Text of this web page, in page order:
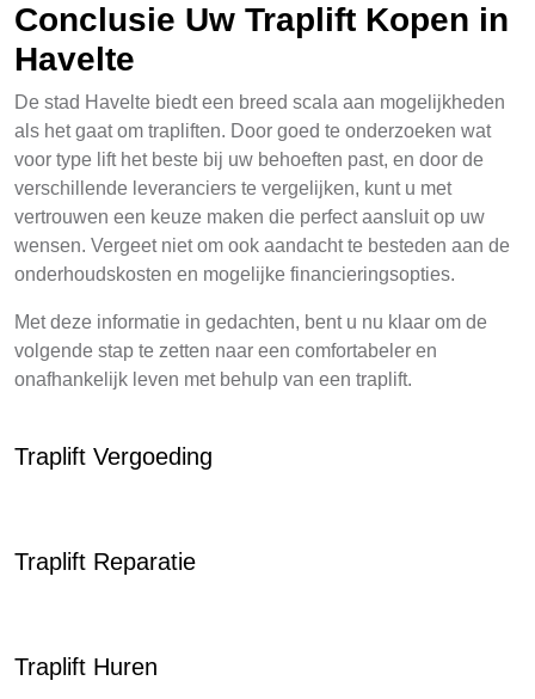
Conclusie Uw Traplift Kopen in
Havelte
De stad Havelte biedt een breed scala aan mogelijkheden
als het gaat om trapliften. Door goed te onderzoeken wat
voor type lift het beste bij uw behoeften past, en door de
verschillende leveranciers te vergelijken, kunt u met
vertrouwen een keuze maken die perfect aansluit op uw
wensen. Vergeet niet om ook aandacht te besteden aan de
onderhoudskosten en mogelijke financieringsopties.
Met deze informatie in gedachten, bent u nu klaar om de
volgende stap te zetten naar een comfortabeler en
onafhankelijk leven met behulp van een traplift.
Traplift Vergoeding
Traplift Reparatie
Traplift Huren